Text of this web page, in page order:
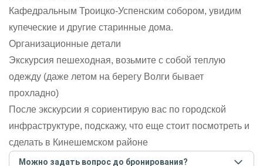
Кафедральным Троицко-Успенским собором, увидим
купеческие и другие старинные дома.
Организационные детали
Экскурсия пешеходная, возьмите с собой теплую
одежду (даже летом на берегу Волги бывает
прохладно)
После экскурсии я сориентирую вас по городской
инфраструктуре, подскажу, что еще стоит посмотреть и
сделать в Кинешемском районе
Можно задать вопрос до бронирования?